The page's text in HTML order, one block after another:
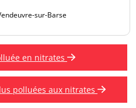
sur-Barse
en nitrates
polluées aux nitrates